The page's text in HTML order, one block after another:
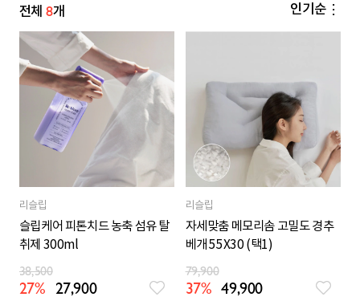
전체 8개 인기순
리슬립
슬립케어 피톤치드 농축 섬유 탈
취제 300ml
38,500
27% 27,900
리슬립
자세맞춤 메모리솜 고밀도 경추
베개 55X30 (택1)
79,900
37% 49,900